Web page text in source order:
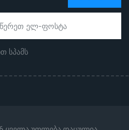
სპამს